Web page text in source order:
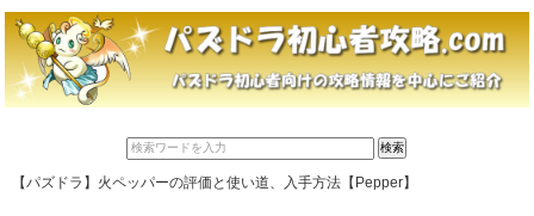
【パズドラ】火ペッパーの評価と使い道、入手方法【Pepper】